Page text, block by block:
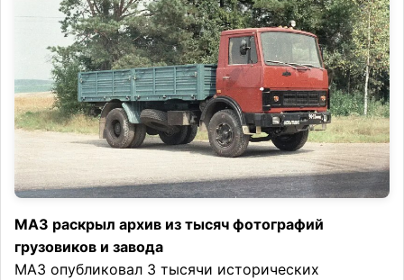
МАЗ раскрыл архив из тысяч фотографий
грузовиков и завода
МАЗ опубликовал 3 тысячи исторических